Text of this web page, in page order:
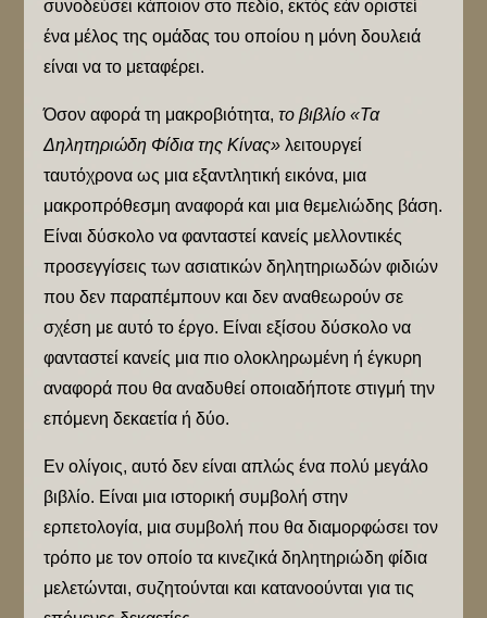
συνοδεύσει κάποιον στο πεδίο, εκτός εάν οριστεί
ένα μέλος της ομάδας του οποίου η μόνη δουλειά
είναι να το μεταφέρει.
Όσον αφορά τη μακροβιότητα,το βιβλίο «Τα
Δηλητηριώδη Φίδια της Κίνας» λειτουργεί
ταυτόχρονα ως μια εξαντλητική εικόνα, μια
μακροπρόθεσμη αναφορά και μια θεμελιώδης βάση.
Είναι δύσκολο να φανταστεί κανείς μελλοντικές
προσεγγίσεις των ασιατικών δηλητηριωδών φιδιών
που δεν παραπέμπουν και δεν αναθεωρούν σε
σχέση με αυτό το έργο. Είναι εξίσου δύσκολο να
φανταστεί κανείς μια πιο ολοκληρωμένη ή έγκυρη
αναφορά που θα αναδυθεί οποιαδήποτε στιγμή την
επόμενη δεκαετία ή δύο.
Εν ολίγοις, αυτό δεν είναι απλώς ένα πολύ μεγάλο
βιβλίο. Είναι μια ιστορική συμβολή στην
ερπετολογία, μια συμβολή που θα διαμορφώσει τον
τρόπο με τον οποίο τα κινεζικά δηλητηριώδη φίδια
μελετώνται, συζητούνται και κατανοούνται για τις